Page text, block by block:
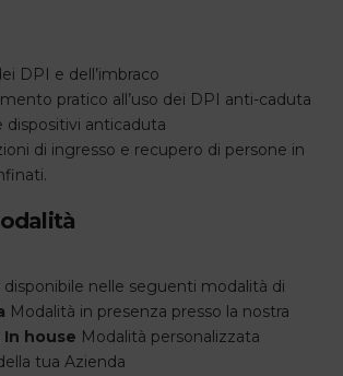
DPI e dell’imbraco
pratico all’uso dei DPI anti-caduta
dispositivi anticaduta
di ingresso e recupero di persone in
nelle seguenti modalità di
Modalità in presenza presso la nostra
In house Modalità personalizzata
tua Azienda